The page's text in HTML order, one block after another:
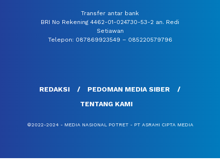
Transfer antar bank
BRI No Rekening 4462-01-024730-53-2 an. Redi
Setiawan
Telepon: 087869923549 – 085220579796
REDAKSI
PEDOMAN MEDIA SIBER
TENTANG KAMI
©2022-2024 - MEDIA NASIONAL POTRET - PT ASRAHI CIPTA MEDIA